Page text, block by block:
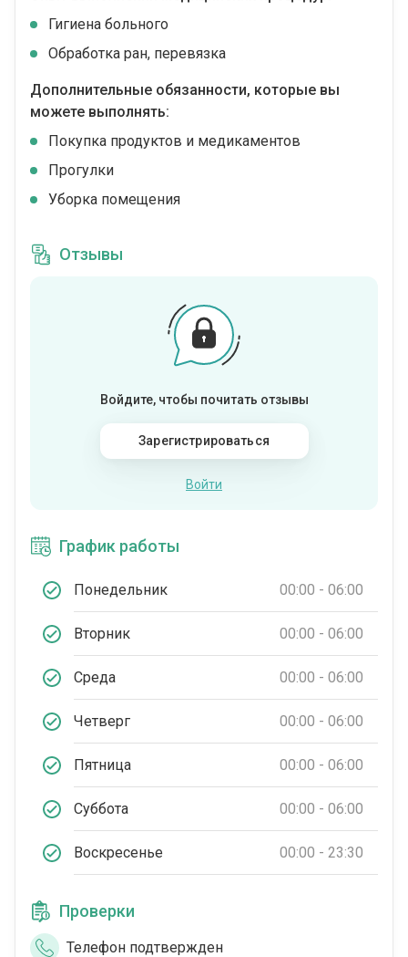
Гигиена больного
Обработка ран, перевязка
Дополнительные обязанности, которые вы
можете выполнять:
Покупка продуктов и медикаментов
Прогулки
Уборка помещения
Отзывы
Войдите, чтобы почитать отзывы
Зарегистрироваться
Войти
График работы
Понедельник 00:00 - 06:00
Вторник 00:00 - 06:00
Среда 00:00 - 06:00
Четверг 00:00 - 06:00
Пятница 00:00 - 06:00
Суббота 00:00 - 06:00
Воскресенье 00:00 - 23:30
Проверки
Телефон подтвержден